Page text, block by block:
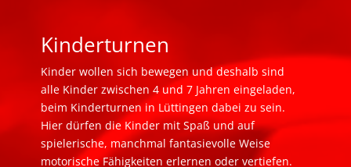
Kinderturnen
Kinder wollen sich bewegen und deshalb sind
alle Kinder zwischen 4 und 7 Jahren eingeladen,
beim Kinderturnen in Lüttingen dabei zu sein.
Hier dürfen die Kinder mit Spaß und auf
spielerische, manchmal fantasievolle Weise
motorische Fähigkeiten erlernen oder vertiefen.